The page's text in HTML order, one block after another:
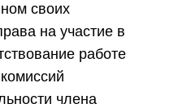
своих
на участие в
работе
члена